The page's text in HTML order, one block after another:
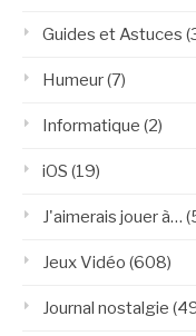
Guides et Astuces
Humeur(7)
Informatique (2)
iOS (19)
J'aimerais jouer à…
Jeux Vidéo (608)
Journal nostalgie